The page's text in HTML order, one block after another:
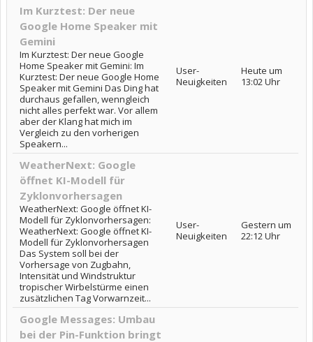
Im Kurztest: Der neue
Google Home Speaker mit
Gemini
Im Kurztest: Der neue Google
Home Speaker mit Gemini: Im
Kurztest: Der neue Google Home
Speaker mit Gemini Das Ding hat
durchaus gefallen, wenngleich
nicht alles perfekt war. Vor allem
aber der Klang hat mich im
Vergleich zu den vorherigen
Speakern...
User-
Neuigkeiten
Heute um
13:02 Uhr
WeatherNext: Google
öffnet KI-Modell für
Zyklonvorhersagen
WeatherNext: Google öffnet KI-
Modell für Zyklonvorhersagen:
WeatherNext: Google öffnet KI-
Modell für Zyklonvorhersagen
Das System soll bei der
Vorhersage von Zugbahn,
Intensität und Windstruktur
tropischer Wirbelstürme einen
zusätzlichen Tag Vorwarnzeit...
User-
Neuigkeiten
Gestern um
22:12 Uhr
Google Messages: Umbau
bei der Pin-Funktion bringt